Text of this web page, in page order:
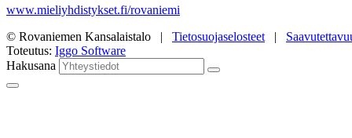
www.mieliyhdistykset.fi/rovaniemi
© Rovaniemen Kansalaistalo | Tietosuojaselosteet |
Toteutus: Iggo Software
Hakusana